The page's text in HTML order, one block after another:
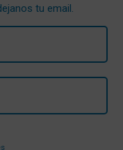
tu email.